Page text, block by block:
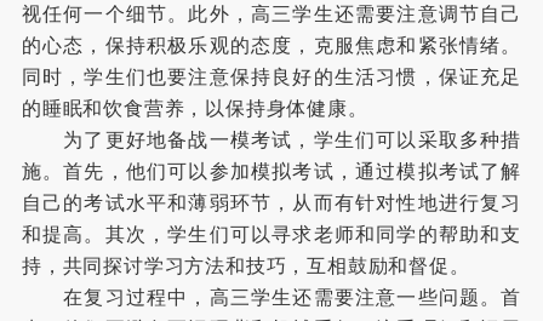
视任何一个细节。此外，高三学生还需要注意调节自己
的心态，保持积极乐观的态度，克服焦虑和紧张情绪。
同时，学生们也要注意保持良好的生活习惯，保证充足
的睡眠和饮食营养，以保持身体健康。
为了更好地备战一模考试，学生们可以采取多种措
施。首先，他们可以参加模拟考试，通过模拟考试了解
自己的考试水平和薄弱环节，从而有针对性地进行复习
和提高。其次，学生们可以寻求老师和同学的帮助和支
持，共同探讨学习方法和技巧，互相鼓励和督促。
在复习过程中，高三学生还需要注意一些问题。首